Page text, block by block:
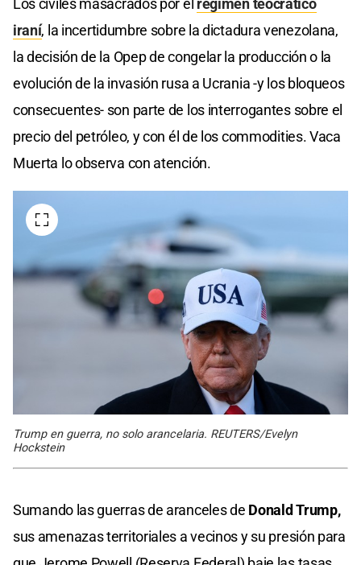
Los civiles masacrados por el régimen teocrático
iraní, la incertidumbre sobre la dictadura venezolana,
la decisión de la Opep de congelar la producción o la
evolución de la invasión rusa a Ucrania -y los bloqueos
consecuentes- son parte de los interrogantes sobre el
precio del petróleo, y con él de los commodities. Vaca
Muerta lo observa con atención.
Trump en guerra, no solo arancelaria. REUTERS/Evelyn
Hockstein
Sumando las guerras de aranceles de Donald Trump,
sus amenazas territoriales a vecinos y su presión para